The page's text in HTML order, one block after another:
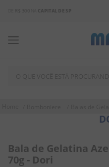
Bala de Gelatina
70g - Dori